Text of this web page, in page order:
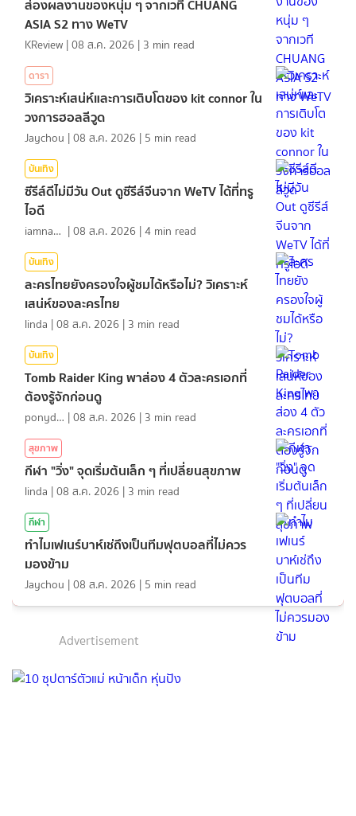
ส่องผลงานของหนุ่ม ๆ จากเวที CHUANG
ASIA S2 ทาง WeTV
KReview |08 ส.ค. 2026 | 3 min read
ดารา
วิเคราะห์เสน่ห์และการเติบโตของ kit connor ใน
วงการฮอลลีวูด
Jaychou |08 ส.ค. 2026 | 5 min read
บันเทิง
ซีรีส์ดีไม่มีวัน Out ดูซีรีส์จีนจาก WeTV ได้ที่ทรู
ไอดี
iamnan23 |08 ส.ค. 2026 |4 min read
บันเทิง
ละครไทยยังครองใจผู้ชมได้หรือไม่? วิเคราะห์
เสน่ห์ของละครไทย
linda |08 ส.ค. 2026 | 3 min read
บันเทิง
Tomb Raider King พาส่อง 4 ตัวละครเอกที่
ต้องรู้จักก่อนดู
ponydiary |08 ส.ค. 2026 | 3 min read
สุขภาพ
กีฬา "วิ่ง" จุดเริ่มต้นเล็ก ๆ ที่เปลี่ยนสุขภาพ
linda |08 ส.ค. 2026 | 3 min read
กีฬา
ทำไมเฟเนร์บาห์เช่ถึงเป็นทีมฟุตบอลที่ไม่ควร
มองข้าม
Jaychou |08 ส.ค. 2026 | 5 min read
Advertisement